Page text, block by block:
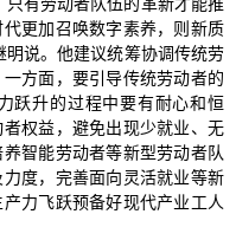
更加召唤数字素养，则新质
说。他建议统筹协调传统劳
方面，要引导传统劳动者的
跃升的过程中要有耐心和恒
权益，避免出现少就业、无
智能劳动者等新型劳动者队
度，完善面向灵活就业等新
力飞跃预备好现代产业工人